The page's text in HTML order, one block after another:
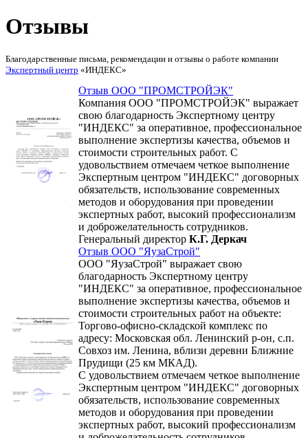
Отзывы
Благодарственные письма, рекомендации и отзывы о работе компании
Экспертный центр «ИНДЕКС»
Отзыв ООО "ПРОМСТРОЙЭК"
Компания ООО "ПРОМСТРОЙЭК" выражает
свою благодарность Экспертному центру
"ИНДЕКС" за оперативное, профессиональное
выполнение экспертизы качества, объемов и
стоимости строительных работ. С
удовольствием отмечаем четкое выполнение
Экспертным центром "ИНДЕКС" договорных
обязательств, использование современных
методов и оборудования при проведении
экспертных работ, высокий профессионализм
и доброжелательность сотрудников.
Генеральный директор К.Г. Деркач
Отзыв ООО "ЯузаСтрой"
ООО "ЯузаСтрой" выражает свою
благодарность Экспертному центру
"ИНДЕКС" за оперативное, профессиональное
выполнение экспертизы качества, объемов и
стоимости строительных работ на объекте:
Торгово-офисно-складской комплекс по
адресу: Московская обл. Ленинский р-он, с.п.
Совхоз им. Ленина, вблизи деревни Ближние
Прудищи (25 км МКАД).
С удовольствием отмечаем четкое выполнение
Экспертным центром "ИНДЕКС" договорных
обязательств, использование современных
методов и оборудования при проведении
экспертных работ, высокий профессионализм